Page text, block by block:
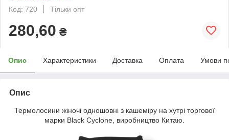
Код: 720
Тільки опт
280,60 ₴
Опис Характеристики Доставка Оплата Умови
Опис
Термолосини жіночі одношовні з кашеміру на хутрі торгової
марки Black Cyclone, виробництво Китаю.